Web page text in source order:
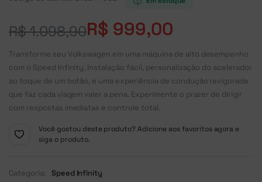
R$1.098,90R$ 999,00
Transforme seu Volkswagen em uma máquina de alto desempenho
com o Speed Infinity. Instalação fácil, personalização do acelerador
ao toque de um botão, e uma experiência de condução revigorada
que faz cada viagem valer a pena. Experimente o prazer de dirigir
com respostas imediatas e controle total.
Você gostou deste produto? Adicione aos favoritos agora e
siga o produto.
Categoria: Speed Infinity